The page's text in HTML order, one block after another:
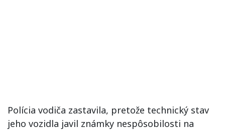
Polícia vodiča zastavila, pretože technický stav
jeho vozidla javil známky nespôsobilosti na